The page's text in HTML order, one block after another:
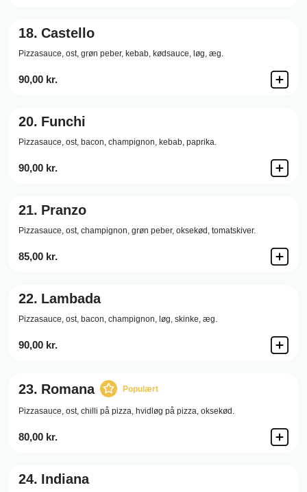
18. Castello
Pizzasauce, ost, grøn peber, kebab, kødsauce, løg, æg.
90,00 kr.
20. Funchi
Pizzasauce, ost, bacon, champignon, kebab, paprika.
90,00 kr.
21. Pranzo
Pizzasauce, ost, champignon, grøn peber, oksekød, tomatskiver.
85,00 kr.
22. Lambada
Pizzasauce, ost, bacon, champignon, løg, skinke, æg.
90,00 kr.
23. Romana Populært
Pizzasauce, ost, chilli på pizza, hvidløg på pizza, oksekød.
80,00 kr.
24. Indiana